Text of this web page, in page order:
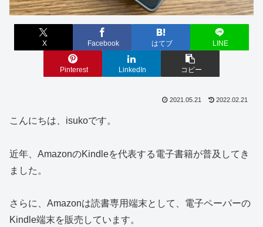
X Facebook はてブ LINE
Pinterest LinkedIn コピー
2021.05.21 2022.02.21
こんにちは、isukoです。
近年、AmazonのKindleを代表する電子書籍が普及してき
ました。
さらに、Amazonは読書専用端末として、電子ペーパーの
Kindle端末を販売しています。